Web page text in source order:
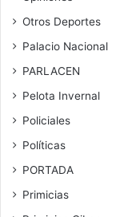
Otros Deportes
Palacio Nacional
PARLACEN
Pelota Invernal
Policiales
Políticas
PORTADA
Primicias